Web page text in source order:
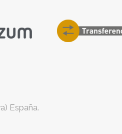
España.